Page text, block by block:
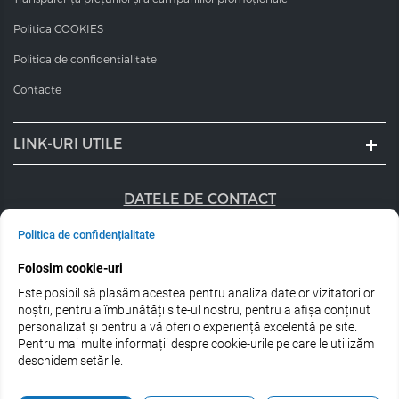
Politica COOKIES
Politica de confidentialitate
Contacte
LINK-URI UTILE
DATELE DE CONTACT
+40 747 056 359
Urmărește-ne pe rețele de socializare:
© 2026 Estel Professional Romania
Politica de confidențialitate
Folosim cookie-uri
Este posibil să plasăm acestea pentru analiza datelor vizitatorilor
noștri, pentru a îmbunătăți site-ul nostru, pentru a afișa conținut
personalizat și pentru a vă oferi o experiență excelentă pe site.
Pentru mai multe informații despre cookie-urile pe care le utilizăm
deschidem setările.